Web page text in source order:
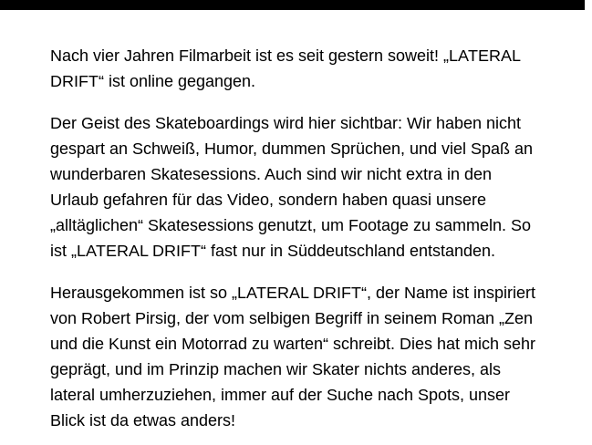
Nach vier Jahren Filmarbeit ist es seit gestern soweit! „LATERAL
DRIFT“ ist online gegangen.
Der Geist des Skateboardings wird hier sichtbar: Wir haben nicht
gespart an Schweiß, Humor, dummen Sprüchen, und viel Spaß an
wunderbaren Skatesessions. Auch sind wir nicht extra in den
Urlaub gefahren für das Video, sondern haben quasi unsere
„alltäglichen“ Skatesessions genutzt, um Footage zu sammeln. So
ist „LATERAL DRIFT“ fast nur in Süddeutschland entstanden.
Herausgekommen ist so „LATERAL DRIFT“, der Name ist inspiriert
von Robert Pirsig, der vom selbigen Begriff in seinem Roman „Zen
und die Kunst ein Motorrad zu warten“ schreibt. Dies hat mich sehr
geprägt, und im Prinzip machen wir Skater nichts anderes, als
lateral umherzuziehen, immer auf der Suche nach Spots, unser
Blick ist da etwas anders!